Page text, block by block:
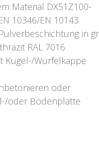
Material DX51Z100-
10346/EN 10143
in
RAL 7016
Kugel-/Würfelkappe
oder
oder Bodenplatte